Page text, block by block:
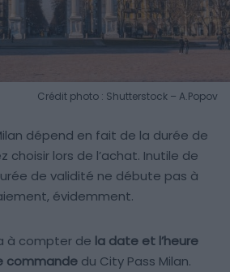
Crédit photo : Shutterstock – A.Popov
dépend en fait de la durée de
choisir lors de l’achat. Inutile de
de validité ne débute pas à
évidemment.
à compter de la date et l’heure
commande du City Pass Milan.